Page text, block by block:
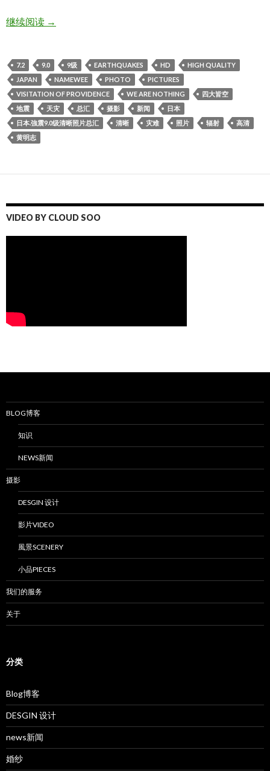
继续阅读日本.強震9.0级清晰照片总汇,japan 9.0earthquakes
→
7.2 9.0 9级 EARTHQUAKES HD
HIGH QUALITY
JAPAN
NAMEWEE PHOTO
PICTURES
VISITATION OF PROVIDENCE
WE ARE NOTHING
四大皆空
地震
天灾 总汇 摄影 新闻
日本
日本.強震9.0级清晰照片总汇
清晰 灾难 照片 辐射
高清
黄明志
VIDEO BY CLOUD SOO
BLOG博客
知识
NEWS新闻
摄影
DESGIN 设计
影片VIDEO
風景SCENERY
小品PIECES
我们的服务
关于
分类
Blog博客
DESGIN 设计
news新闻
婚纱